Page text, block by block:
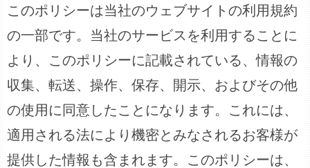
このポリシーは当社のウェブサイトの利用規約
の一部です。当社のサービスを利用することに
より、このポリシーに記載されている、情報の
収集、転送、操作、保存、開示、およびその他
の使用に同意したことになります。これには、
適用される法により機密とみなされるお客様が
提供した情報も含まれます。このポリシーは、